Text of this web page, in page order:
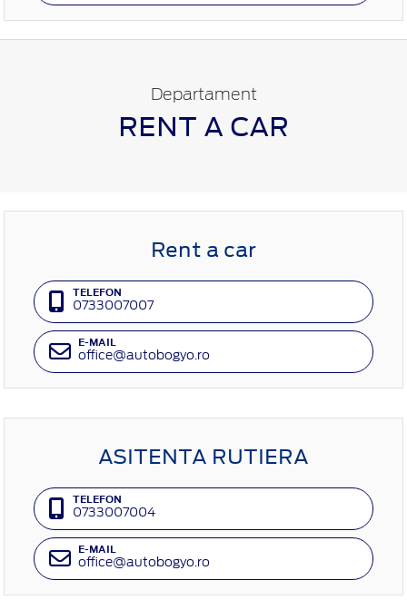
Departament
RENT A CAR
Rent a car
TELEFON
0733007007
E-MAIL
office@autobogyo.ro
ASITENTA RUTIERA
TELEFON
0733007004
E-MAIL
office@autobogyo.ro